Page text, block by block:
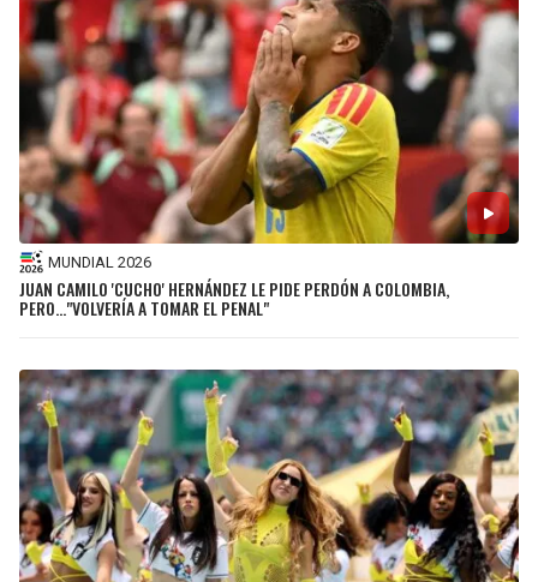
MUNDIAL 2026
JUAN CAMILO 'CUCHO' HERNÁNDEZ LE PIDE PERDÓN A COLOMBIA,
PERO…"VOLVERÍA A TOMAR EL PENAL"